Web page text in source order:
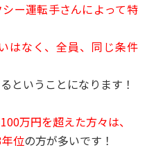
ー運転手さんによって特
はなく、全員、同じ条件
ということになります！
万円を超えた方々は、
位の方が多いです！